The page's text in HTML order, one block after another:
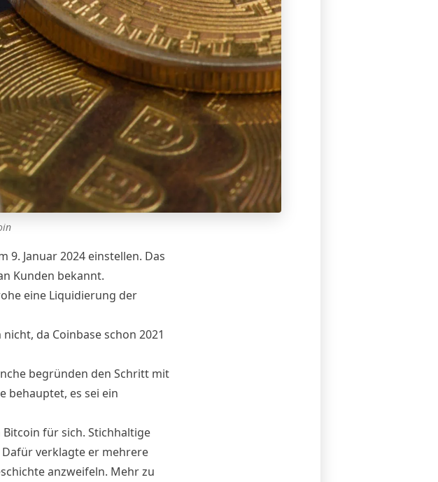
9. Januar 2024 einstellen. Das
Kunden bekannt.
eine Liquidierung der
da Coinbase schon 2021
begründen den Schritt mit
behauptet, es sei ein
für sich. Stichhaltige
verklagte er mehrere
anzweifeln. Mehr zu